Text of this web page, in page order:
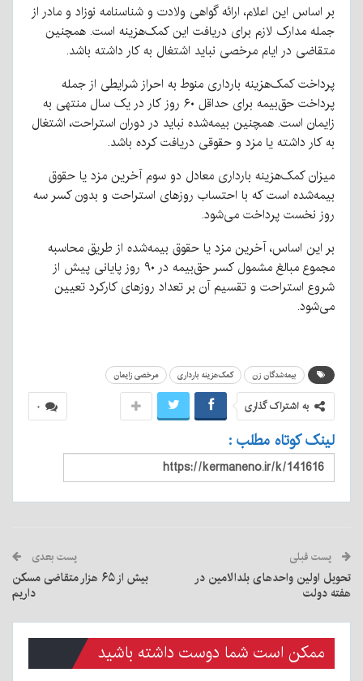
بر اساس این اعلام، ارائه گواهی ولادت و شناسنامه نوزاد و مادر از
جمله مدارک لازم برای دریافت این کمک‌هزینه است. همچنین
متقاضی در ایام مرخصی نباید اشتغال به کار داشته باشد.
پرداخت کمک‌هزینه بارداری منوط به احراز شرایطی از جمله
پرداخت حق‌بیمه برای حداقل ۶۰ روز کار در یک سال منتهی به
زایمان است. همچنین بیمه‌شده نباید در دوران استراحت، اشتغال
به کار داشته یا مزد و حقوقی دریافت کرده باشد.
میزان کمک‌هزینه بارداری معادل دو سوم آخرین مزد یا حقوق
بیمه‌شده است که با احتساب روزهای استراحت و بدون کسر سه
روز نخست پرداخت می‌شود.
بر این اساس، آخرین مزد یا حقوق بیمه‌شده از طریق محاسبه
مجموع مبالغ مشمول کسر حق‌بیمه در ۹۰ روز پایانی پیش از
شروع استراحت و تقسیم آن بر تعداد روزهای کارکرد تعیین
می‌شود.
بیمه‌شدگان زن کمک‌هزینه بارداری مرخصی زایمان
۰ به اشتراک گذاری
لینک کوتاه مطلب :
پست قبلی
تحویل اولین واحدهای بلدالامین در
هفته دولت
پست بعدی
بیش از ۶۵ هزار متقاضی مسکن
داریم
ممکن است شما دوست داشته باشید